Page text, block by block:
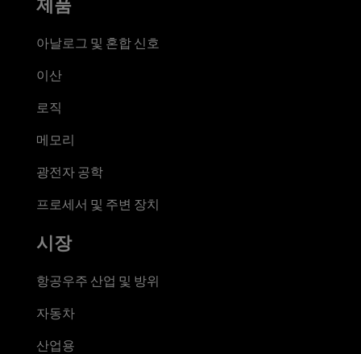
제품
아날로그 및 혼합 신호
이산
로직
메모리
광전자 공학
프로세서 및 주변 장치
시장
항공우주 산업 및 방위
자동차
산업용